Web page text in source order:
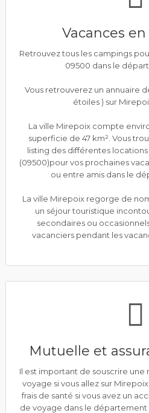
Vacances en
Retrouvez tous les campings
09500 dans le
Vous retrouverez un annuaire
étoiles ) sur
La ville Mirepoix compte
superficie de 47 km². Vous
listing des différentes
(09500)pour vos prochaines
ou entre amis dans le
La ville Mirepoix regorge de
un séjour touristique
secondaires ou
vacanciers pendant les
Mutuelle et
Il est important de souscrire une
voyage si vous allez sur
frais de santé si vous avez un
de voyage dans le département